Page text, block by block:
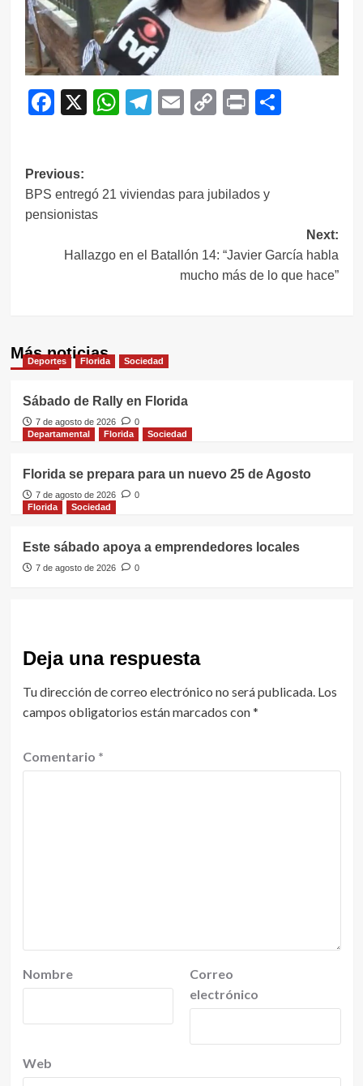
Facebook
X WhatsApp
Telegram
EmailCopy
Print
Navegación
de
entradas
Previous:
BPS entregó 21 viviendas para jubilados y
pensionistas
Next:
Hallazgo en el Batallón 14: “Javier García habla
mucho más de lo que hace”
Más noticias
Deportes Florida Sociedad
Sábado de Rally en Florida
7 de agosto de 2026
0
Departamental
Florida Sociedad
Florida se prepara para un nuevo 25 de Agosto
7 de agosto de 2026
0
Florida
Sociedad
Este sábado apoya a emprendedores locales
7 de agosto de 2026 0
Deja una respuesta
Tu dirección de correo electrónico no será publicada. Los
campos obligatorios están marcados con*
Comentario *
Nombre
Correo
electrónico
Web